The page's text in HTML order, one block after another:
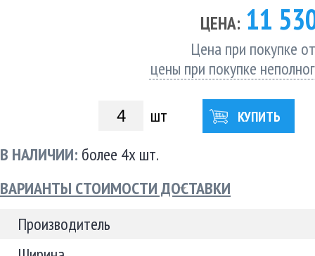
ЦЕНА: 11
Цена при покупке
цены при покупке
шт КУПИТЬ
В НАЛИЧИИ: более 4х шт.
ВАРИАНТЫ СТОИМОСТИ ДОСТАВКИ
Производитель